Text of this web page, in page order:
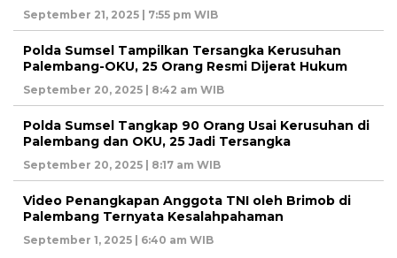
September 21, 2025 | 7:55 pm WIB
Polda Sumsel Tampilkan Tersangka Kerusuhan
Palembang-OKU, 25 Orang Resmi Dijerat Hukum
September 20, 2025 | 8:42 am WIB
Polda Sumsel Tangkap 90 Orang Usai Kerusuhan di
Palembang dan OKU, 25 Jadi Tersangka
September 20, 2025 | 8:17 am WIB
Video Penangkapan Anggota TNI oleh Brimob di
Palembang Ternyata Kesalahpahaman
September 1, 2025 | 6:40 am WIB